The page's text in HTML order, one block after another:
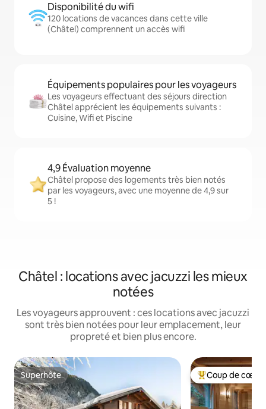
Disponibilité du wifi
120 locations de vacances dans cette ville
(Châtel) comprennent un accès wifi
Équipements populaires pour les voyageurs
Les voyageurs effectuant des séjours direction
Châtel apprécient les équipements suivants :
Cuisine, Wifi et Piscine
4,9 Évaluation moyenne
Châtel propose des logements très bien notés
par les voyageurs, avec une moyenne de 4,9 sur
5 !
Châtel : locations avec jacuzzi les mieux
notées
Les voyageurs approuvent : ces locations avec jacuzzi
sont très bien notées pour leur emplacement, leur
propreté et bien plus encore.
Superhôte
Superhôte Coups de cœur
Coup de cœur